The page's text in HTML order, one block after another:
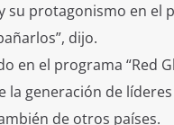
su protagonismo en el
dijo.
en el programa “Red
la generación de líderes
de otros países.